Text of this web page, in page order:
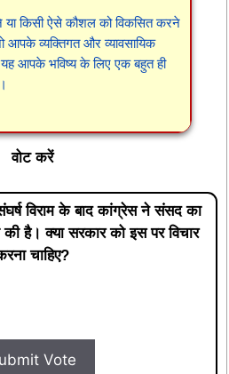
किसी ऐसे कौशल को विकसित करने
आपके व्यक्तिगत और व्यावसायिक
आपके भविष्य के लिए एक बहुत ही
वोट करें
विराम के बाद कांग्रेस ने संसद का
है। क्या सरकार को इस पर विचार
चाहिए?
Vote